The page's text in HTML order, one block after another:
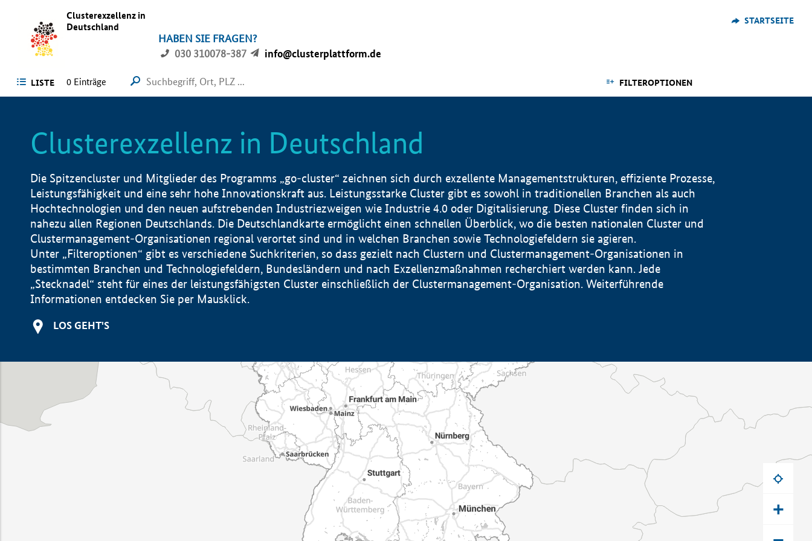
Clusterexzellenz in
Deutschland
HABEN SIE FRAGEN?
030 310078-387
info@clusterplattform.de
STARTSEITE
LISTE FILTEROPTIONEN
0 Einträge
Clusterexzellenz in Deutschland
Die Spitzencluster und Mitglieder des Programms „go-cluster“ zeichnen sich durch exzellente Managementstrukturen, effiziente Prozesse,
Leistungsfähigkeit und eine sehr hohe Innovationskraft aus. Leistungsstarke Cluster gibt es sowohl in traditionellen Branchen als auch
Hochtechnologien und den neuen aufstrebenden Industriezweigen wie Industrie 4.0 oder Digitalisierung. Diese Cluster finden sich in
nahezu allen Regionen Deutschlands. Die Deutschlandkarte ermöglicht einen schnellen Überblick, wo die besten nationalen Cluster und
Clustermanagement-Organisationen regional verortet sind und in welchen Branchen sowie Technologiefeldern sie agieren.
Unter „Filteroptionen“ gibt es verschiedene Suchkriterien, so dass gezielt nach Clustern und Clustermanagement-Organisationen in
bestimmten Branchen und Technologiefeldern, Bundesländern und nach Exzellenzmaßnahmen recherchiert werden kann. Jede
„Stecknadel“ steht für eines der leistungsfähigsten Cluster einschließlich der Clustermanagement-Organisation. Weiterführende
Informationen entdecken Sie per Mausklick.
LOS GEHT'S
+